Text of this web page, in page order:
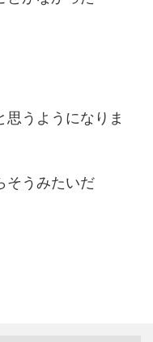
思うようになりま
そうみたいだ